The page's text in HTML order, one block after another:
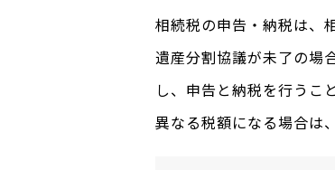
相続税の申告・納税は、
遺産分割協議が未了の場
し、申告と納税を行うこ
異なる税額になる場合は